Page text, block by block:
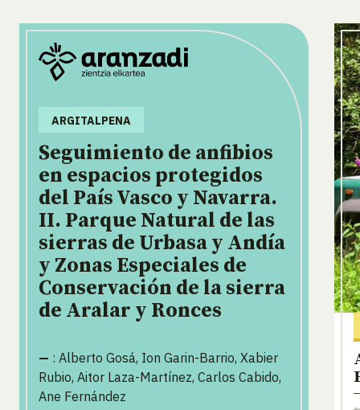
ARGITALPENA
Seguimiento de anfibios
en espacios protegidos
del País Vasco y Navarra.
II. Parque Natural de las
sierras de Urbasa y Andía
y Zonas Especiales de
Conservación de la sierra
de Aralar y Ronces
— : Alberto Gosá, Ion Garin-Barrio, Xabier
Rubio, Aitor Laza-Martínez, Carlos Cabido,
Ane Fernández